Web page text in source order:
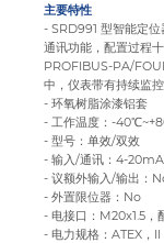
主要特性
- SRD991 型智能定
通讯功能，配置过程
PROFIBUS-PA/
中，仪表带有持续监
- 环氧树脂涂漆铝套
- 工作温度：-
- 型号：单效/双效
- 输入/通讯：4-
- 议额外输入/输出：
- 外置限位器：No
- 电接口：M20x1.5，
- 电力规格：ATEX，